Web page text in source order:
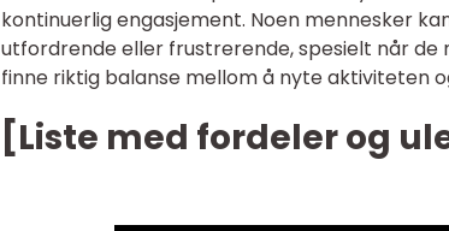
kontinuerlig engasjement. Noen mennesker
utfordrende eller frustrerende, spesielt når
finne riktig balanse mellom å nyte aktiviteten
[Liste med fordeler og